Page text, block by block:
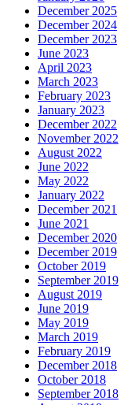
December 2025
December 2024
December 2023
June 2023
April 2023
March 2023
February 2023
January 2023
December 2022
November 2022
August 2022
June 2022
May 2022
January 2022
December 2021
June 2021
December 2020
December 2019
October 2019
September 2019
August 2019
June 2019
May 2019
March 2019
February 2019
December 2018
October 2018
September 2018